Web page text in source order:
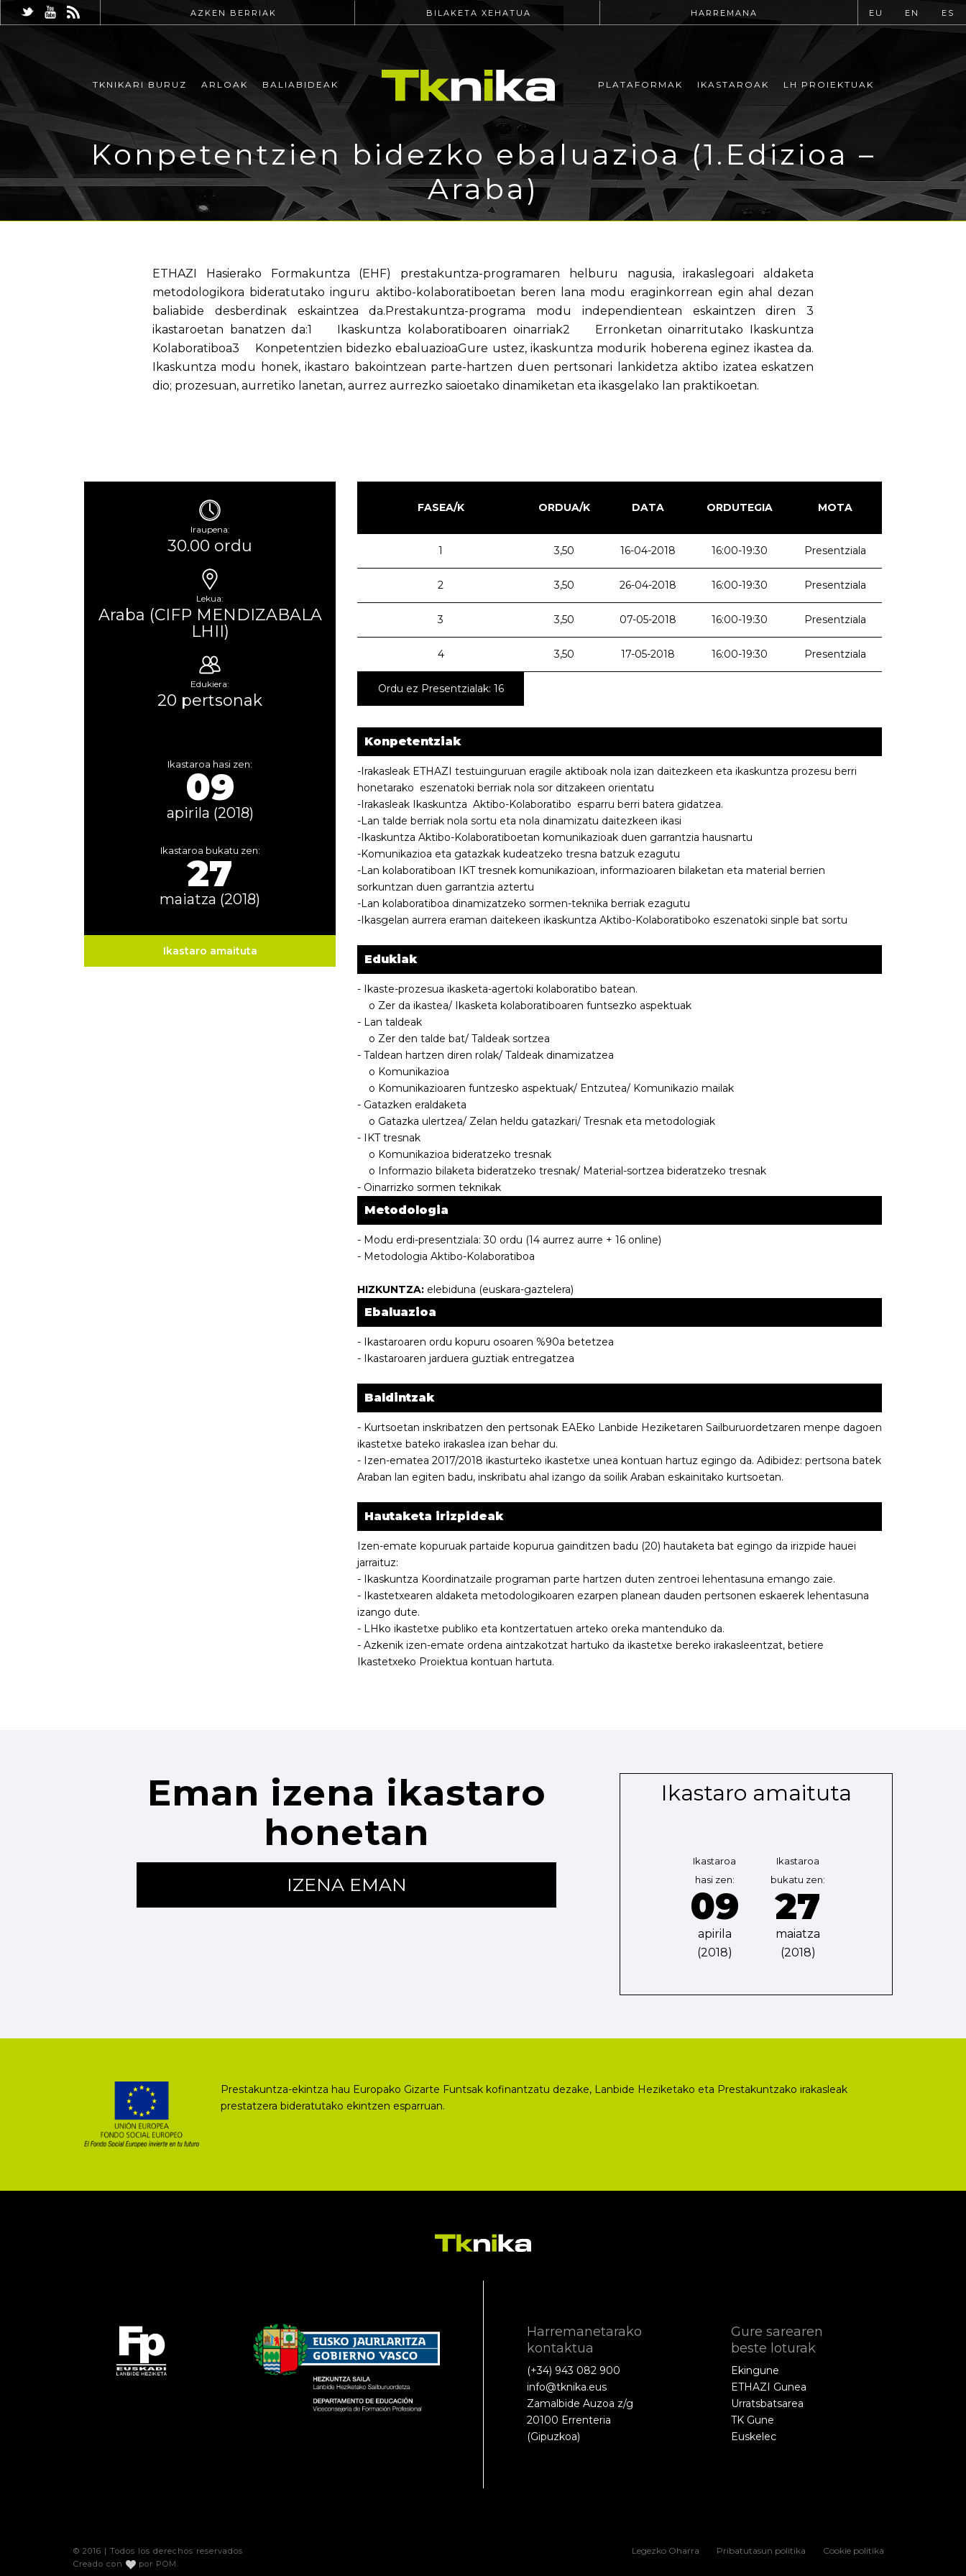
AZKEN BERRIAK BILAKETA XEHATUA HARREMANA EU EN ES
TKNIKARI BURUZ ARLOAK BALIABIDEAK PLATAFORMAK IKASTAROAK LH PROIEKTUAK
Konpetentzien bidezko ebaluazioa (1.Edizioa –
Araba)
ETHAZI Hasierako Formakuntza (EHF) prestakuntza-programaren helburu nagusia, irakaslegoari aldaketa
metodologikora bideratutako inguru aktibo-kolaboratiboetan beren lana modu eraginkorrean egin ahal dezan
baliabide desberdinak eskaintzea da.Prestakuntza-programa modu independientean eskaintzen diren 3
ikastaroetan banatzen da:1 Ikaskuntza kolaboratiboaren oinarriak2 Erronketan oinarritutako Ikaskuntza
Kolaboratiboa3 Konpetentzien bidezko ebaluazioaGure ustez, ikaskuntza modurik hoberena eginez ikastea da.
Ikaskuntza modu honek, ikastaro bakointzean parte-hartzen duen pertsonari lankidetza aktibo izatea eskatzen
dio; prozesuan, aurretiko lanetan, aurrez aurrezko saioetako dinamiketan eta ikasgelako lan praktikoetan.
Iraupena:
30.00 ordu
Lekua:
Araba (CIFP MENDIZABALA
LHII)
Edukiera:
20 pertsonak
Ikastaroa hasi zen:
09
apirila (2018)
Ikastaroa bukatu zen:
27
maiatza (2018)
Ikastaro amaituta
FASEA/K ORDUA/K DATA ORDUTEGIA MOTA
1 3,50 16-04-2018 16:00-19:30 Presentziala
2 3,50 26-04-2018 16:00-19:30 Presentziala
3 3,50 07-05-2018 16:00-19:30 Presentziala
4 3,50 17-05-2018 16:00-19:30 Presentziala
Ordu ez Presentzialak: 16
Konpetentziak
-Irakasleak ETHAZI testuinguruan eragile aktiboak nola izan daitezkeen eta ikaskuntza prozesu berri
honetarako eszenatoki berriak nola sor ditzakeen orientatu
-Irakasleak Ikaskuntza Aktibo-Kolaboratibo esparru berri batera gidatzea.
-Lan talde berriak nola sortu eta nola dinamizatu daitezkeen ikasi
-Ikaskuntza Aktibo-Kolaboratiboetan komunikazioak duen garrantzia hausnartu
-Komunikazioa eta gatazkak kudeatzeko tresna batzuk ezagutu
-Lan kolaboratiboan IKT tresnek komunikazioan, informazioaren bilaketan eta material berrien
sorkuntzan duen garrantzia aztertu
-Lan kolaboratiboa dinamizatzeko sormen-teknika berriak ezagutu
-Ikasgelan aurrera eraman daitekeen ikaskuntza Aktibo-Kolaboratiboko eszenatoki sinple bat sortu
Edukiak
- Ikaste-prozesua ikasketa-agertoki kolaboratibo batean.
o Zer da ikastea/ Ikasketa kolaboratiboaren funtsezko aspektuak
- Lan taldeak
o Zer den talde bat/ Taldeak sortzea
- Taldean hartzen diren rolak/ Taldeak dinamizatzea
o Komunikazioa
o Komunikazioaren funtzesko aspektuak/ Entzutea/ Komunikazio mailak
- Gatazken eraldaketa
o Gatazka ulertzea/ Zelan heldu gatazkari/ Tresnak eta metodologiak
- IKT tresnak
o Komunikazioa bideratzeko tresnak
o Informazio bilaketa bideratzeko tresnak/ Material-sortzea bideratzeko tresnak
- Oinarrizko sormen teknikak
Metodologia
- Modu erdi-presentziala: 30 ordu (14 aurrez aurre + 16 online)
- Metodologia Aktibo-Kolaboratiboa
HIZKUNTZA: elebiduna (euskara-gaztelera)
Ebaluazioa
- Ikastaroaren ordu kopuru osoaren %90a betetzea
- Ikastaroaren jarduera guztiak entregatzea
Baldintzak
- Kurtsoetan inskribatzen den pertsonak EAEko Lanbide Heziketaren Sailburuordetzaren menpe dagoen
ikastetxe bateko irakaslea izan behar du.
- Izen-ematea 2017/2018 ikasturteko ikastetxe unea kontuan hartuz egingo da. Adibidez: pertsona batek
Araban lan egiten badu, inskribatu ahal izango da soilik Araban eskainitako kurtsoetan.
Hautaketa irizpideak
Izen-emate kopuruak partaide kopurua gainditzen badu (20) hautaketa bat egingo da irizpide hauei
jarraituz:
- Ikaskuntza Koordinatzaile programan parte hartzen duten zentroei lehentasuna emango zaie.
- Ikastetxearen aldaketa metodologikoaren ezarpen planean dauden pertsonen eskaerek lehentasuna
izango dute.
- LHko ikastetxe publiko eta kontzertatuen arteko oreka mantenduko da.
- Azkenik izen-emate ordena aintzakotzat hartuko da ikastetxe bereko irakasleentzat, betiere
Ikastetxeko Proiektua kontuan hartuta.
Eman izena ikastaro
honetan
IZENA EMAN
Ikastaro amaituta
Ikastaroa
hasi zen:
09
apirila
(2018)
Ikastaroa
bukatu zen:
27
maiatza
(2018)
Prestakuntza-ekintza hau Europako Gizarte Funtsak kofinantzatu dezake, Lanbide Heziketako eta Prestakuntzako irakasleak
prestatzera bideratutako ekintzen esparruan.
Harremanetarako
kontaktua
(+34) 943 082 900
info@tknika.eus
Zamalbide Auzoa z/g
20100 Errenteria
(Gipuzkoa)
Gure sarearen
beste loturak
Ekingune
ETHAZI Gunea
Urratsbatsarea
TK Gune
Euskelec
© 2016 | Todos los derechos reservados
Creado con
por POM .
Legezko Oharra Pribatutasun politika Cookie politika